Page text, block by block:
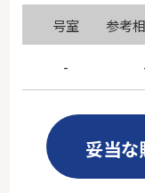
号室 参考
-
妥当な